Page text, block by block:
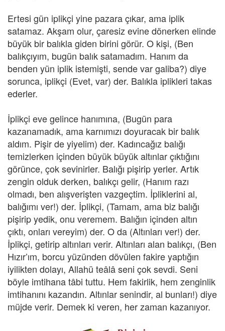
Ertesi gün iplikçi yine pazara çıkar, ama iplik
satamaz. Akşam olur, çaresiz evine dönerken elinde
büyük bir balıkla giden birini görür. O kişi, (Ben
balıkçıyım, bugün balık satamadım. Hanım da
benden yün iplik istemişti, sende var galiba?) diye
sorunca, iplikçi (Evet, var) der. Balıkla iplikleri takas
ederler.
İplikçi eve gelince hanımına, (Bugün para
kazanamadık, ama karnımızı doyuracak bir balık
aldım. Pişir de yiyelim) der. Kadıncağız balığı
temizlerken içinden büyük büyük altınlar çıktığını
görünce, çok sevinirler. Balığı pişirip yerler. Artık
zengin olduk derken, balıkçı gelir, (Hanım razı
olmadı, ben alışverişten vazgeçtim. İpliklerini al,
balığımı ver!) der. İplikçi, (Tamam, ama biz balığı
pişirip yedik, onu veremem. Balığın içinden altın
çıktı, onları vereyim) der. O da (Altınları ver!) der.
İplikçi, getirip altınları verir. Altınları alan balıkçı, (Ben
Hızır’ım, borcu yüzünden dövülen fakire yaptığın
iyilikten dolayı, Allahü teâlâ seni çok sevdi. Seni
böyle imtihana tâbi tuttu. Hem fakirlik, hem zenginlik
imtihanını kazandın. Altınlar senindir, al bunları!) diye
müjde verir. Demek ki veren, her zaman kazanıyor.